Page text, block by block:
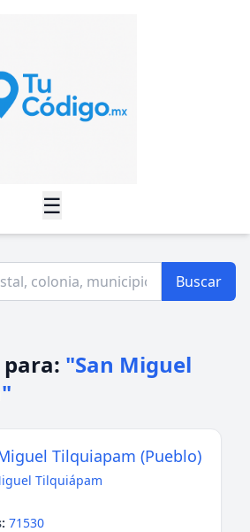
☰
Buscar
para: "San Miguel
Tilquiapam (Pueblo)
Tilquiápam
71530